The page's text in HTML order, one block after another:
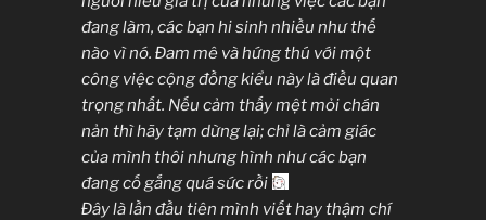
đang làm, các bạn hi sinh nhiều như thế
nào vì nó. Đam mê và hứng thú với một
công việc cộng đồng kiểu này là điều quan
trọng nhất. Nếu cảm thấy mệt mỏi chán
nản thì hãy tạm dừng lại; chỉ là cảm giác
của mình thôi nhưng hình như các bạn
đang cố gắng quá sức rồi
Đây là lần đầu tiên mình viết hay thậm chí